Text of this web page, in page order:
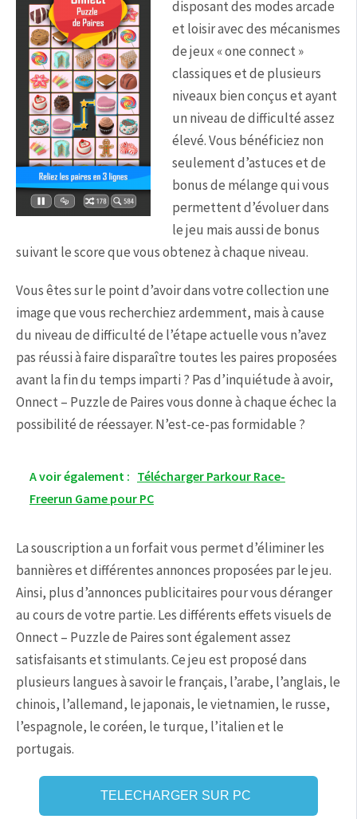
disposant des modes arcade
et loisir avec des mécanismes
de jeux « one connect »
classiques et de plusieurs
niveaux bien conçus et ayant
un niveau de difficulté assez
élevé. Vous bénéficiez non
seulement d’astuces et de
bonus de mélange qui vous
permettent d’évoluer dans
le jeu mais aussi de bonus
suivant le score que vous obtenez à chaque niveau.
Vous êtes sur le point d’avoir dans votre collection une
image que vous recherchiez ardemment, mais à cause
du niveau de difficulté de l’étape actuelle vous n’avez
pas réussi à faire disparaître toutes les paires proposées
avant la fin du temps imparti ? Pas d’inquiétude à avoir,
Onnect – Puzzle de Paires vous donne à chaque échec la
possibilité de réessayer. N’est-ce-pas formidable ?
A voir également : Télécharger Parkour Race-
Freerun Game pour PC
La souscription a un forfait vous permet d’éliminer les
bannières et différentes annonces proposées par le jeu.
Ainsi, plus d’annonces publicitaires pour vous déranger
au cours de votre partie. Les différents effets visuels de
Onnect – Puzzle de Paires sont également assez
satisfaisants et stimulants. Ce jeu est proposé dans
plusieurs langues à savoir le français, l’arabe, l’anglais, le
chinois, l’allemand, le japonais, le vietnamien, le russe,
l’espagnole, le coréen, le turque, l’italien et le
portugais.
TELECHARGER SUR PC